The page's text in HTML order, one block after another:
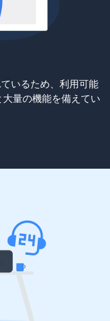
いるため、利用可能
量の機能を備えてい